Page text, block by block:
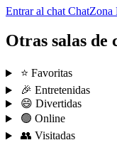
Entrar al chat
Otras salas de
⭐ Favoritas
🎉 Entretenidas
😄 Divertidas
🟢 Online
👥 Visitadas